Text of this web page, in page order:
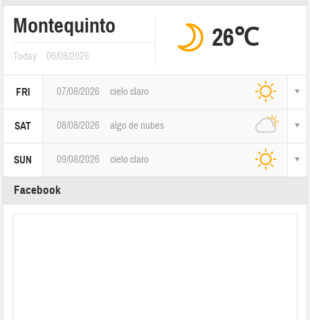
Montequinto
Today 06/08/2026
26℃
FRI 07/08/2026 cielo claro
SAT 08/08/2026 algo de nubes
SUN 09/08/2026 cielo claro
Facebook